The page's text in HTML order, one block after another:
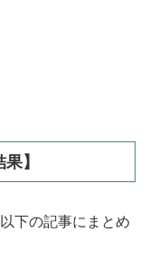
】
下の記事にまとめ